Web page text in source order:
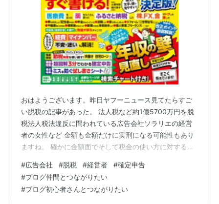
おはようございます。昨日ヤフーニュース見てたらすご
い脱税の記事があった。 法人税など約1億5700万円を脱
税法人税法違反に問われている広告会社ソラリエの経営
者の女性など 金額も金額だけに実刑になる可能性もあり
ますね。 確かに金額面でそして税金の使い方に対する政
だけど納税の義務である以上仕方ないですよね。 さぁ確
定申告その話題がちやほや聞くようになりました。 あぁ
わたくしも今年の住民税がものすごく怖いです。
#広告会社 #脱税 #経営者 #確定申告
#ブログ仲間とつながりたい
#ブログ初心者さんとつながりたい